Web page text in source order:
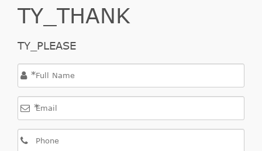
TY_THANK
TY_PLEASE
*
*